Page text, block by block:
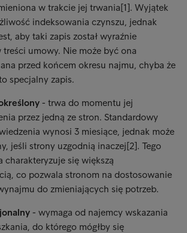
w trakcie jej trwania[1]. Wyjątek
indeksowania czynszu, jednak
aby taki zapis został wyraźnie
umowy. Nie może być ona
przed końcem okresu najmu, chyba że
specjalny zapis.
- trwa do momentu jej
przez jedną ze stron. Standardowy
wynosi 3 miesiące, jednak może
jeśli strony uzgodnią inaczej[2]. Tego
charakteryzuje się większą
co pozwala stronom na dostosowanie
do zmieniających się potrzeb.
- wymaga od najemcy wskazania
do którego mógłby się